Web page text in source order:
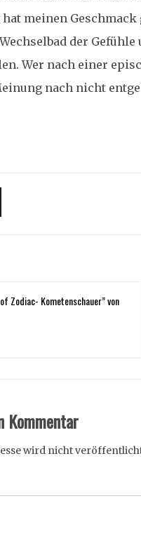
meinen
der
Wer nach einer
nach nicht
Zodiac- Kometenschauer” von
Kommentar
wird nicht